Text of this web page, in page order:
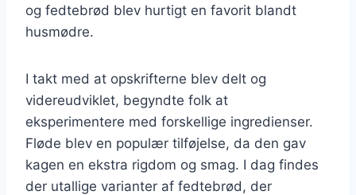
og fedtebrød blev hurtigt en favorit blandt
husmødre.
I takt med at opskrifterne blev delt og
videreudviklet, begyndte folk at
eksperimentere med forskellige ingredienser.
Fløde blev en populær tilføjelse, da den gav
kagen en ekstra rigdom og smag. I dag findes
der utallige varianter af fedtebrød, der